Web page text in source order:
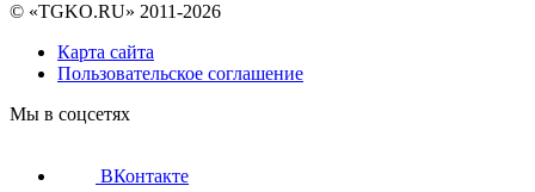
© «TGKO.RU» 2011-2026
Карта сайта
Пользовательское соглашение
Мы в соцсетях
ВКонтакте